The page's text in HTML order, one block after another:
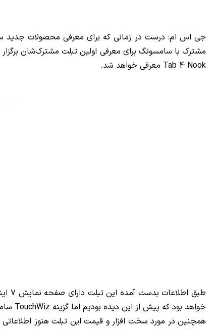
Tab 4 Nook معرفی خواهد شد.
خواهد بود که پیش از این دیده بودیم اما گزینه TouchWiz سامسونگ نیز در این خصوص دور از احتمال نیست.